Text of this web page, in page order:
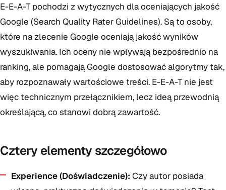
E-E-A-T pochodzi z wytycznych dla oceniających jakość
Google (Search Quality Rater Guidelines). Są to osoby,
które na zlecenie Google oceniają jakość wyników
wyszukiwania. Ich oceny nie wpływają bezpośrednio na
ranking, ale pomagają Google dostosować algorytmy tak,
aby rozpoznawały wartościowe treści. E-E-A-T nie jest
więc technicznym przełącznikiem, lecz ideą przewodnią
określającą, co stanowi dobrą zawartość.
Cztery elementy szczegółowo
Experience (Doświadczenie): Czy autor posiada